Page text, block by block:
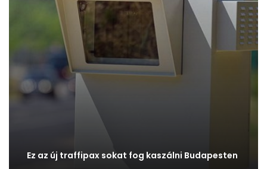
Ez az új traffipax sokat fog kaszálni Budapesten